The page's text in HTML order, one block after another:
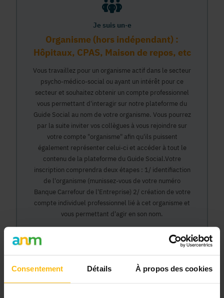
Consentement Détails À propos des cookies
Je suis un·e
Organisme (hors indépendant) :
Hôpitaux, CPAS, Maison de repos, etc
Vous travaillez pour un organisme actif dans le secteur
psycho-médico-social ou ayant un intérêt pour ce
secteur et souhaitez obtenir un compte professionnel
vous permettant d'interagir sur notre plateforme du
Guide Social au nom de votre organisme. Vous pourrez
par la suite inviter vos collègues à vous rejoindre sur
votre compte "organisme" afin qu'ils puissent
également représenter celui-ci et accéder à tout le
contenu de la plateforme du Guide Social.Votre
inscription comprendra deux étapes : 1/ identifiaction
de l'organisme (munissez-vous de votre numéro
Banque Carrefour de l'Entreprise) 2/ création de votre
compte individuel professionnel lié à cet organisme et
vous permettant d'agir en son nom.